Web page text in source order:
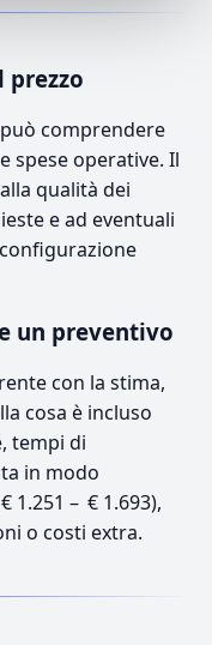
prezzo
comprendere
spese operative. Il
qualità dei
e ad eventuali
un preventivo
con la stima,
cosa è incluso
tempi di
in modo
1.251 – € 1.693),
o costi extra.